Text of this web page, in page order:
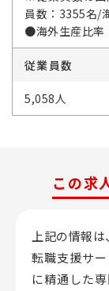
員数：3355名/
●海外生産比
従業員数
5,058人
この求
上記の情報
転職支援サ
に精通した